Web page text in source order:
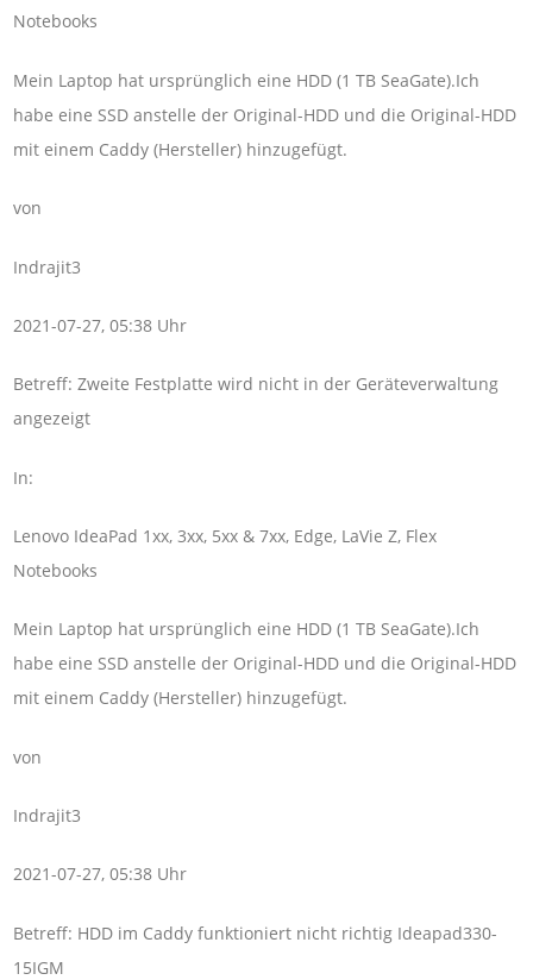
Notebooks
Mein Laptop hat ursprünglich eine HDD (1 TB SeaGate).Ich
habe eine SSD anstelle der Original-HDD und die Original-HDD
mit einem Caddy (Hersteller) hinzugefügt.
von
Indrajit3
2021-07-27, 05:38 Uhr
Betreff: Zweite Festplatte wird nicht in der Geräteverwaltung
angezeigt
In:
Lenovo IdeaPad 1xx, 3xx, 5xx & 7xx, Edge, LaVie Z, Flex
Notebooks
Mein Laptop hat ursprünglich eine HDD (1 TB SeaGate).Ich
habe eine SSD anstelle der Original-HDD und die Original-HDD
mit einem Caddy (Hersteller) hinzugefügt.
von
Indrajit3
2021-07-27, 05:38 Uhr
Betreff: HDD im Caddy funktioniert nicht richtig Ideapad330-
15IGM